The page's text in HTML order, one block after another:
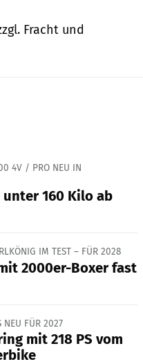
Fracht und
4V / PRO NEU IN
unter 160 Kilo ab
IM TEST – FÜR 2028
2000er-Boxer fast
FÜR 2027
mit 218 PS vom